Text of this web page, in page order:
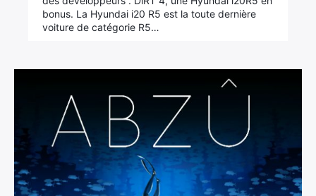
bonus. La Hyundai i20 R5 est la toute dernière
voiture de catégorie R5…